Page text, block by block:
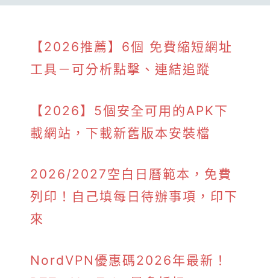
【2026推薦】6個 免費縮短網址
工具－可分析點擊、連結追蹤
【2026】5個安全可用的APK下
載網站，下載新舊版本安裝檔
2026/2027空白日曆範本，免費
列印！自己填每日待辦事項，印下
來
NordVPN優惠碼2026年最新！